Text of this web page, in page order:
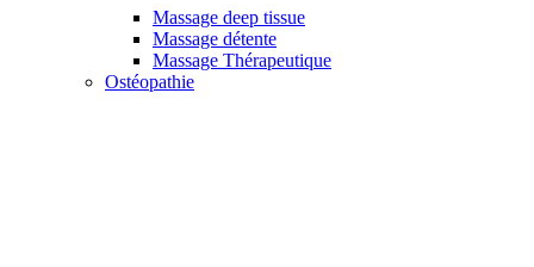
Massage deep tissue
Massage détente
Massage Thérapeutique
Ostéopathie